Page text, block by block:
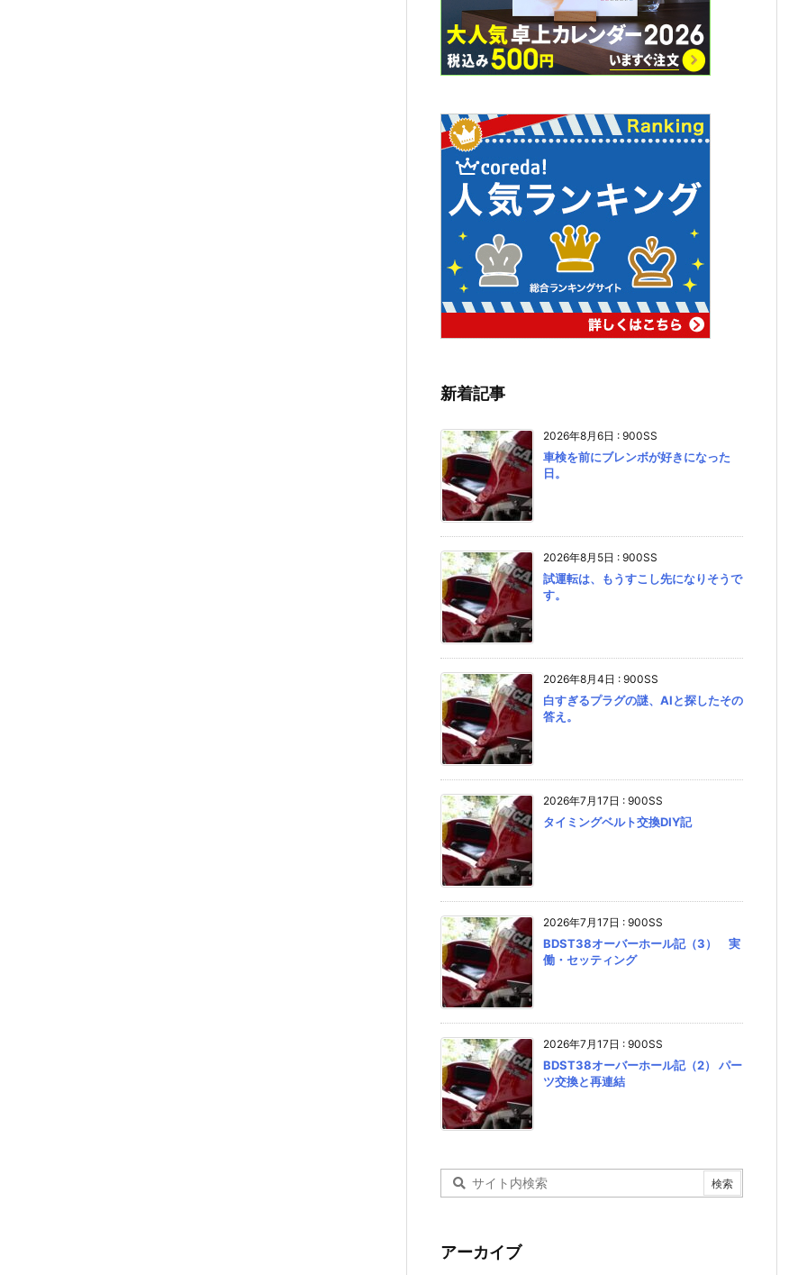
新着記事
2026年8月6日 : 900SS
車検を前にブレンボが好きになった
日。
2026年8月5日 : 900SS
試運転は、もうすこし先になりそうで
す。
2026年8月4日 : 900SS
白すぎるプラグの謎、AIと探したその
答え。
2026年7月17日 : 900SS
タイミングベルト交換DIY記
2026年7月17日 : 900SS
BDST38オーバーホール記（3） 実
働・セッティング
2026年7月17日 : 900SS
BDST38オーバーホール記（2） パー
ツ交換と再連結
アーカイブ